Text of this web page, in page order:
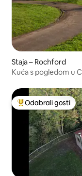
Staja – Rochford
Kuća s pogledom u
Među najviše
Odabrali gosti